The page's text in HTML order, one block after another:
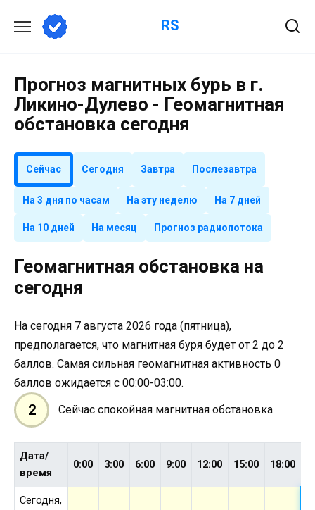
содержанию
RS
Прогноз магнитных бурь в г.
Ликино-Дулево - Геомагнитная
обстановка сегодня
Сейчас Сегодня Завтра Послезавтра
На 3 дня по часам На эту неделю На 7 дней
На 10 дней На месяц Прогноз радиопотока
Геомагнитная обстановка на
сегодня
На сегодня 7 августа 2026 года (пятница),
предполагается, что магнитная буря будет от 2 до 2
баллов. Самая сильная геомагнитная активность 0
баллов ожидается с 00:00-03:00.
2 Сейчас спокойная магнитная обстановка
Дата/
время
0:00 3:00 6:00 9:00 12:00 15:00 18:00
Сегодня,